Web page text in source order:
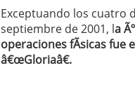
Exceptuando los cuatro
septiembre de 2001, la
operaciones fÃ­sicas fue
â€œGloriaâ€.